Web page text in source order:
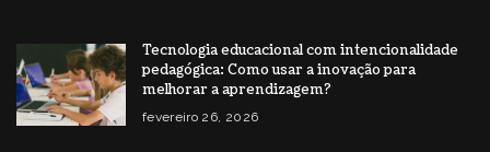
Tecnologia educacional com intencionalidade
pedagógica: Como usar a inovação para
melhorar a aprendizagem?
fevereiro 26, 2026